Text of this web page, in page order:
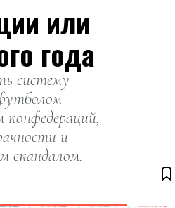
или
года
систему
конфедераций,
и
скандалом.